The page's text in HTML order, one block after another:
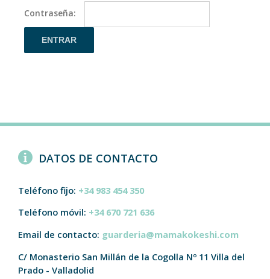
Contraseña:
DATOS DE CONTACTO
Teléfono fijo: +34 983 454 350
Teléfono móvil: +34 670 721 636
Email de contacto: guarderia@mamakokeshi.com
C/ Monasterio San Millán de la Cogolla Nº 11 Villa del
Prado - Valladolid